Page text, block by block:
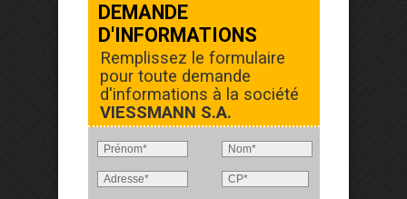
DEMANDE
D'INFORMATIONS
Remplissez le formulaire
pour toute demande
d'informations à la société
VIESSMANN S.A.